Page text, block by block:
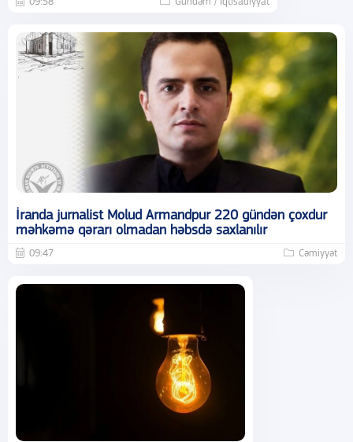
İranda jurnalist Molud Armandpur 220 gündən çoxdur
məhkəmə qərarı olmadan həbsdə saxlanılır
09:47 Cəmiyyət